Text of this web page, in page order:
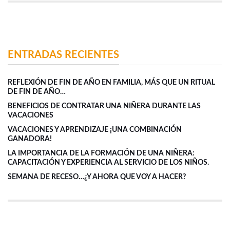
ENTRADAS RECIENTES
REFLEXIÓN DE FIN DE AÑO EN FAMILIA, MÁS QUE UN RITUAL
DE FIN DE AÑO…
BENEFICIOS DE CONTRATAR UNA NIÑERA DURANTE LAS
VACACIONES
VACACIONES Y APRENDIZAJE ¡UNA COMBINACIÓN
GANADORA!
LA IMPORTANCIA DE LA FORMACIÓN DE UNA NIÑERA:
CAPACITACIÓN Y EXPERIENCIA AL SERVICIO DE LOS NIÑOS.
SEMANA DE RECESO…¿Y AHORA QUE VOY A HACER?